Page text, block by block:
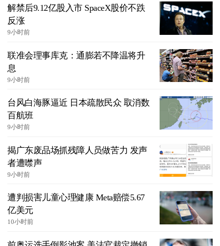
解禁后9.12亿股入市 SpaceX股价不跌
反涨
9小时前
联准会理事库克：通膨若不降温将升
息
9小时前
台风白海豚逼近 日本疏散民众 取消数
百航班
9小时前
揭广东废品场抓残障人员做苦力 发声
者遭噤声
9小时前
遭判损害儿童心理健康 Meta赔偿5.67
亿美元
10小时前